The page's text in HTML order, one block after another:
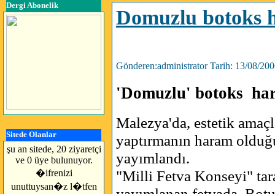
Dergi Abonelik
Sitede Olanlar
şu an sitede, 20 ziyaretçi
ve 0 üye bulunuyor.
�ifrenizi
unuttuysan�z l�tfen
Domuzlu botoks
Gönderen:administrator Tarih: 13/08/
'Domuzlu' botoks
Malezya'da, estetik
yaptırmanın haram
yayımlandı.
"Milli Fetva Konseyi"